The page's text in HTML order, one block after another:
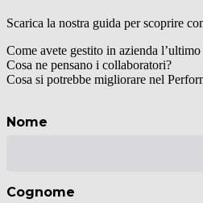
Scarica la nostra guida per scoprire
Come avete gestito in azienda
Cosa ne pensano i collaboratori?
Cosa si potrebbe migliorare nel